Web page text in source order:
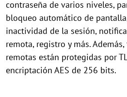
contraseña de varios niveles,
bloqueo automático de
inactividad de la sesión,
remota, registro y más.
remotas están protegidas por
encriptación AES de 256 bits.